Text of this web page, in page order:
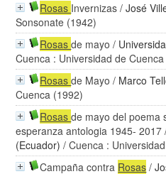
Rosas Invernizas /José
Sonsonate (1942)
Rosasde mayo /
Cuenca : Universidad de
Rosasde Mayo / Marco
Cuenca (1992)
Rosasde mayo del poema
esperanza antologia 1945- 2017
(Ecuador) / Cuenca :
Campaña contra Rosas /